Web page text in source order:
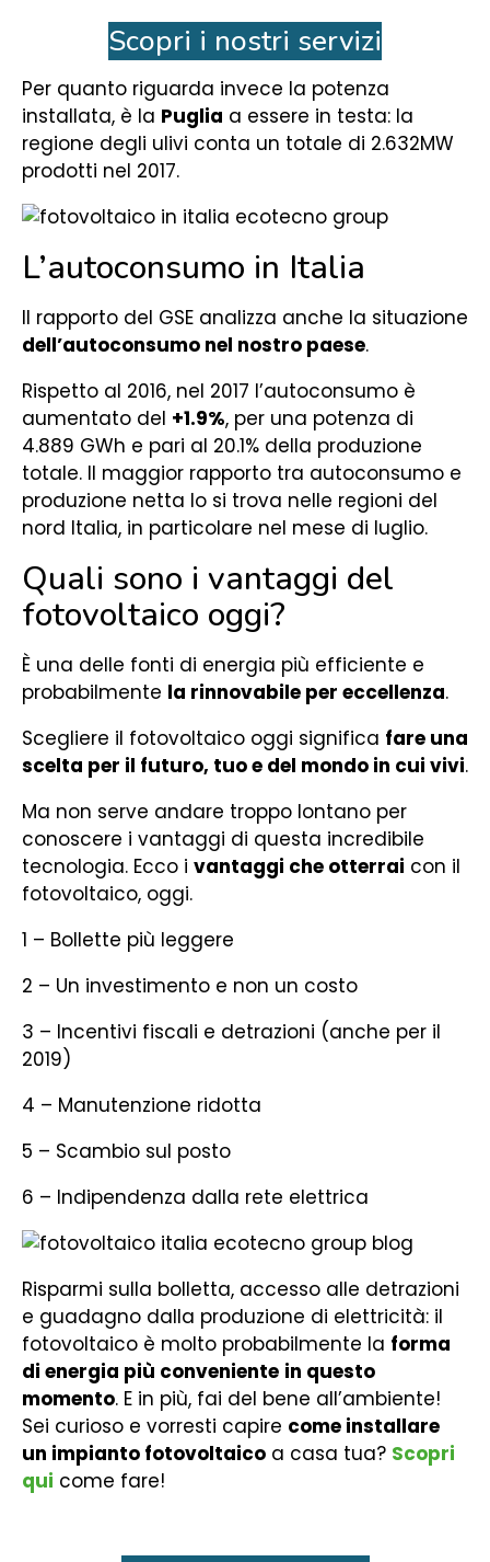
Scopri i nostri servizi
Per quanto riguarda invece la potenza
installata, è la Puglia a essere in testa: la
regione degli ulivi conta un totale di 2.632MW
prodotti nel 2017.
L’autoconsumo in Italia
Il rapporto del GSE analizza anche la situazione
dell’autoconsumo nel nostro paese.
Rispetto al 2016, nel 2017 l’autoconsumo è
aumentato del +1.9%, per una potenza di
4.889 GWh e pari al 20.1% della produzione
totale. Il maggior rapporto tra autoconsumo e
produzione netta lo si trova nelle regioni del
nord Italia, in particolare nel mese di luglio.
Quali sono i vantaggi del
fotovoltaico oggi?
È una delle fonti di energia più efficiente e
probabilmente la rinnovabile per eccellenza.
Scegliere il fotovoltaico oggi significa fare una
scelta per il futuro, tuo e del mondo in cui vivi.
Ma non serve andare troppo lontano per
conoscere i vantaggi di questa incredibile
tecnologia. Ecco i vantaggi che otterrai con il
fotovoltaico, oggi.
1 – Bollette più leggere
2 – Un investimento e non un costo
3 – Incentivi fiscali e detrazioni (anche per il
2019)
4 – Manutenzione ridotta
5 – Scambio sul posto
6 – Indipendenza dalla rete elettrica
Risparmi sulla bolletta, accesso alle detrazioni
e guadagno dalla produzione di elettricità: il
fotovoltaico è molto probabilmente la forma
di energia più conveniente in questo
momento. E in più, fai del bene all’ambiente!
Sei curioso e vorresti capire come installare
un impianto fotovoltaico a casa tua? Scopri
qui come fare!